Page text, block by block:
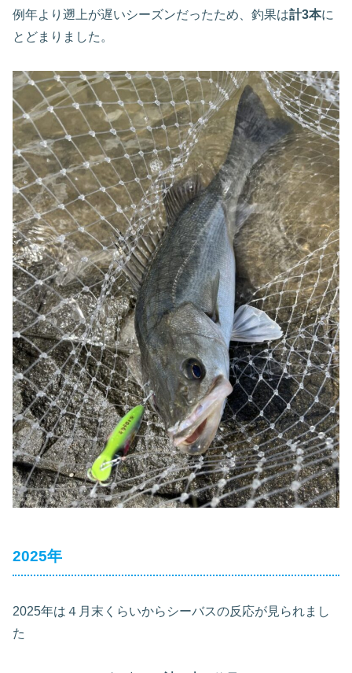
例年より遡上が遅いシーズンだったため、釣果は計3本に
とどまりました。
2025年
2025年は４月末くらいからシーバスの反応が見られまし
た